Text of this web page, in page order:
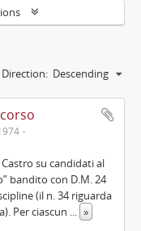
Direction: Descending
su candidati al
bandito con D.M. 24
(il n. 34 riguarda
Per ciascun ... »